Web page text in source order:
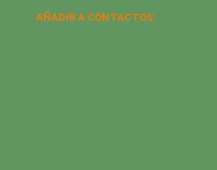
AÑADIR A CONTACTOS: